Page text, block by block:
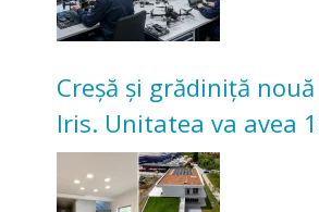
Creșă și grădiniță
Iris. Unitatea va avea
pentru copii